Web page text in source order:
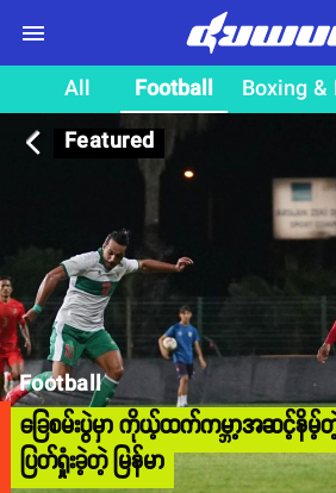
All Football Boxing
Featured
arrow_back_ios
Football
ခြေစမ်းပွဲမှာ ကိုယ့်ထက်ကမ္ဘာ့အဆင့်နိမ့်တဲ့
ပြတ်ရှုံးခဲ့တဲ့ မြန်မာ